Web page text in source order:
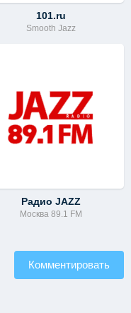
101.ru
Smooth Jazz
Радио JAZZ
Москва 89.1 FM
Комментировать